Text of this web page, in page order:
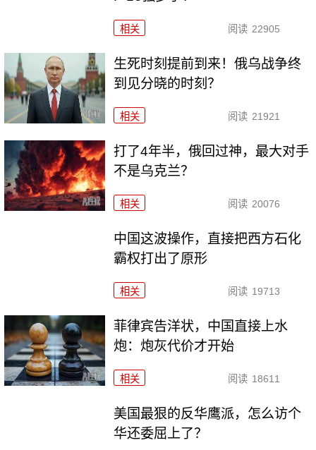
相关 阅读 22905
生死时刻提前到来！俄乌战争终
到见分晓的时刻？
相关 阅读 21921
打了4年半，俄回过神，最大对手
不是乌克兰？
相关 阅读 20076
中国这波操作，直接把西方石化
霸权打出了原形
相关 阅读 19713
菲律宾告洋状，中国直接上水
炮：炮灰代价才开始
相关 阅读 18611
美国最狠的反华鹰派，怎么访个
华还委屈上了？